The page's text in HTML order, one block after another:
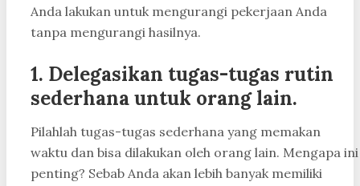
Anda lakukan untuk mengurangi pekerjaan Anda
tanpa mengurangi hasilnya.
1. Delegasikan tugas-tugas rutin
sederhana untuk orang lain.
Pilahlah tugas-tugas sederhana yang memakan
waktu dan bisa dilakukan oleh orang lain. Mengapa ini
penting? Sebab Anda akan lebih banyak memiliki